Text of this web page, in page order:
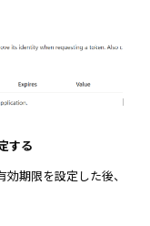
する
期限を設定した後、